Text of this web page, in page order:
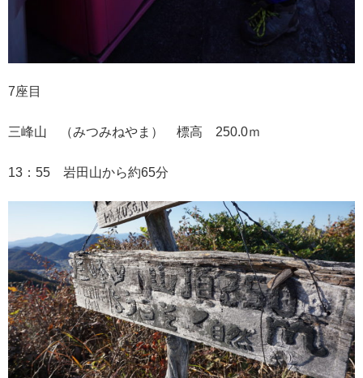
7座目
三峰山 （みつみねやま） 標高 250.0ｍ
13：55 岩田山から約65分